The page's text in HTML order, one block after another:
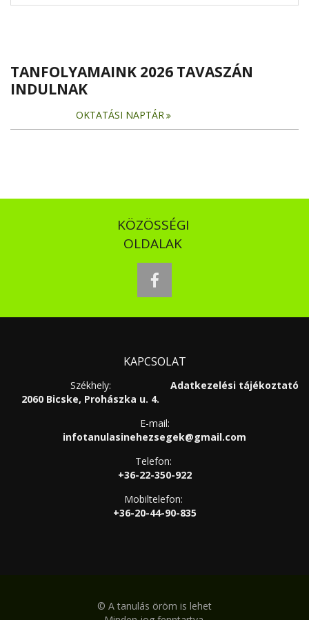
TANFOLYAMAINK 2026 TAVASZÁN
INDULNAK
OKTATÁSI NAPTÁR
KÖZÖSSÉGI
OLDALAK
facebook
KAPCSOLAT
Adatkezelési tájékoztató
Székhely:
2060 Bicske, Prohászka u. 4.
E-mail:
infotanulasinehezsegek@gmail.com
Telefon:
+36-22-350-922
Mobiltelefon:
+36-20-44-90-835
© A tanulás öröm is lehet